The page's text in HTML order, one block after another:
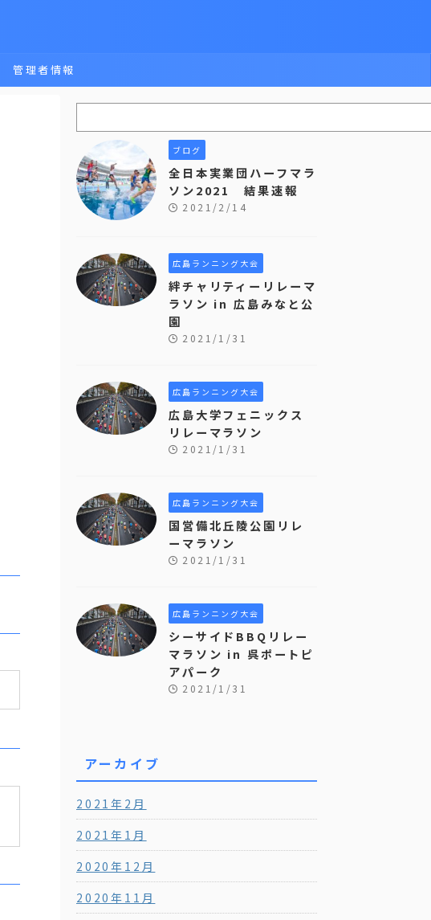
管理者情報
ブログ
全日本実業団ハーフマラ
ソン2021 結果速報
2021/2/14
広島ランニング大会
絆チャリティーリレーマ
ラソン in 広島みなと公
園
2021/1/31
広島ランニング大会
広島大学フェニックス
リレーマラソン
2021/1/31
広島ランニング大会
国営備北丘陵公園リレ
ーマラソン
2021/1/31
広島ランニング大会
シーサイドBBQリレー
マラソン in 呉ポートピ
アパーク
2021/1/31
アーカイブ
2021年2月
2021年1月
2020年12月
2020年11月